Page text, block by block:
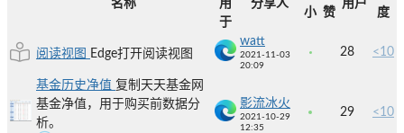
名称
用
于
分享人
小 赞
用户
度
阅读视图 Edge打开阅读视图
watt
2021-11-03
20:09
28 <10
基金历史净值 复制天天基金网
基金净值，用于购买前数据分
析。
影流冰火
2021-10-29
12:35
29 <10